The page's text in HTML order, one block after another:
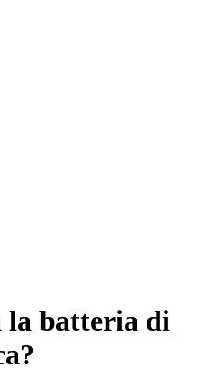
la batteria di